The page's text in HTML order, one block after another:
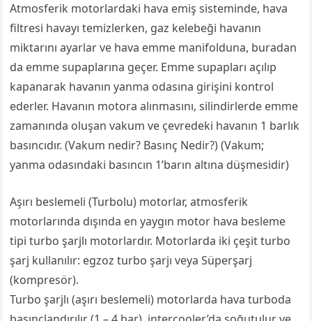
Atmosferik motorlardaki hava emiş sisteminde, hava
filtresi havayı temizlerken, gaz kelebeği havanın
miktarını ayarlar ve hava emme manifolduna, buradan
da emme supaplarına geçer. Emme supapları açılıp
kapanarak havanın yanma odasına girişini kontrol
ederler. Havanın motora alınmasını, silindirlerde emme
zamanında oluşan vakum ve çevredeki havanın 1 barlık
basıncıdır. (Vakum nedir? Basınç Nedir?) (Vakum;
yanma odasındaki basıncın 1’barın altına düşmesidir)
Aşırı beslemeli (Turbolu) motorlar, atmosferik
motorlarında dışında en yaygın motor hava besleme
tipi turbo şarjlı motorlardır. Motorlarda iki çeşit turbo
şarj kullanılır: egzoz turbo şarjı veya Süperşarj
(kompresör).
Turbo şarjlı (aşırı beslemeli) motorlarda hava turboda